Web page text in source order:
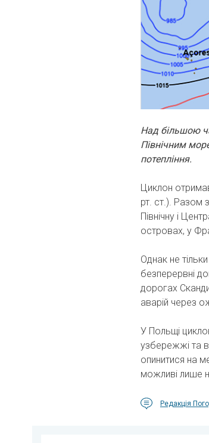
Над більшою
Північним
потепління.
Циклон
рт. ст.). Разом
Північну і
островах, у
Однак не
безперервні
дорогах
аварій через
У Польщі
узбережжі та
опинитися на
можливі лише
Редакція